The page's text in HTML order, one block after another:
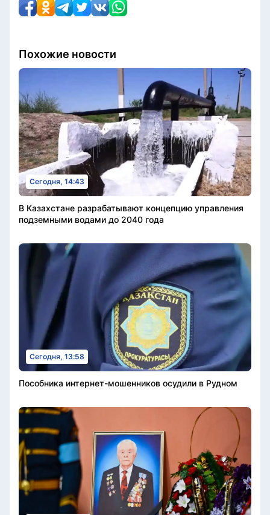
Похожие новости
Сегодня, 14:43
В Казахстане разрабатывают концепцию управления
подземными водами до 2040 года
Сегодня, 13:58
Пособника интернет-мошенников осудили в Рудном